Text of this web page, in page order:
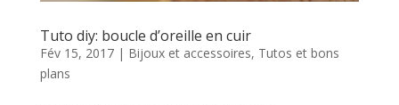
Tuto diy: boucle d’oreille en cuir
Fév 15, 2017| Bijoux et accessoires, Tutos et bons
plans